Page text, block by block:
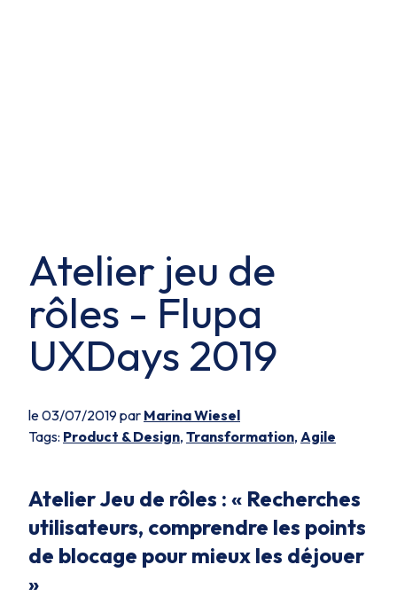
Atelier jeu de
rôles - Flupa
UXDays 2019
le 03/07/2019 par Marina Wiesel
Tags: Product & Design, Transformation, Agile
Atelier Jeu de rôles : « Recherches
utilisateurs, comprendre les points
de blocage pour mieux les déjouer
»